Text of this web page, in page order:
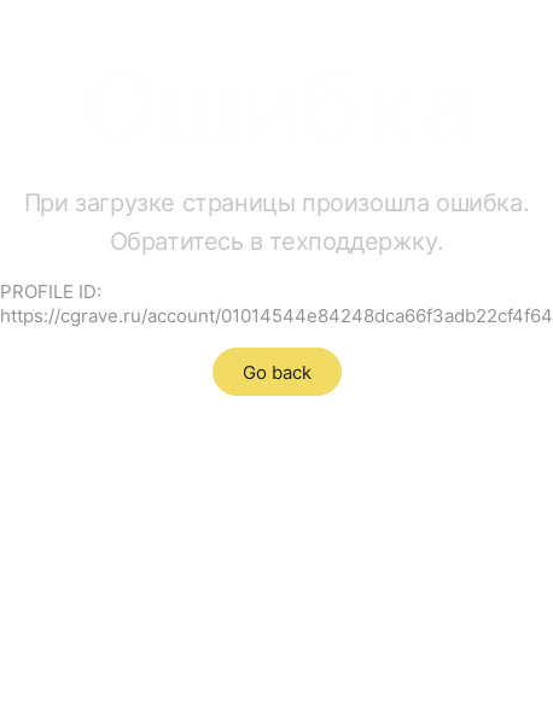
При загрузке страницы произошла ошибка.
Обратитесь в техподдержку.
PROFILE ID:
https://cgrave.ru/account/01014544e84248dca66f3adb22cf4f64
Go back